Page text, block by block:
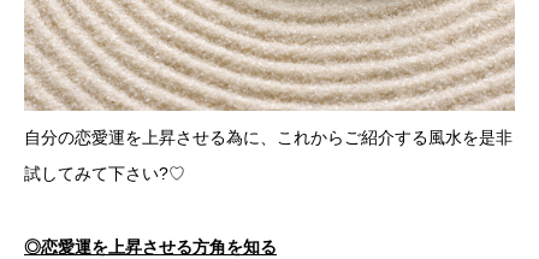
自分の恋愛運を上昇させる為に、これからご紹介する風水を是非
試してみて下さい?♡
◎恋愛運を上昇させる方角を知る